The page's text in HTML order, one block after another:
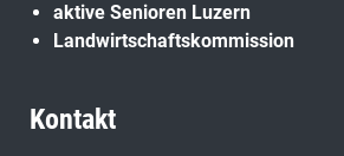
aktive Senioren Luzern
Landwirtschaftskommission
Kontakt